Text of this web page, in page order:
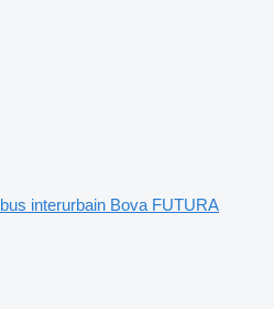
bus interurbain Bova FUTURA